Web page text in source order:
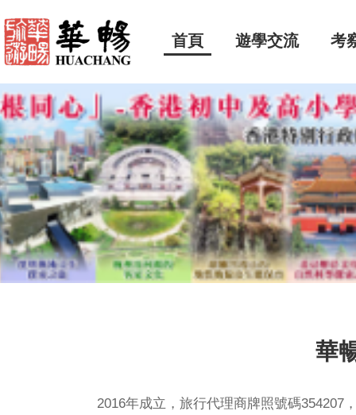
首頁 遊學交流 考
華
2016年成立，旅行代理商牌照號碼354207